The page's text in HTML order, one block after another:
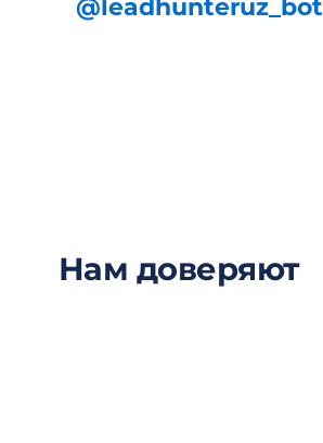
@leadhunteruz_bot
Нам доверяют